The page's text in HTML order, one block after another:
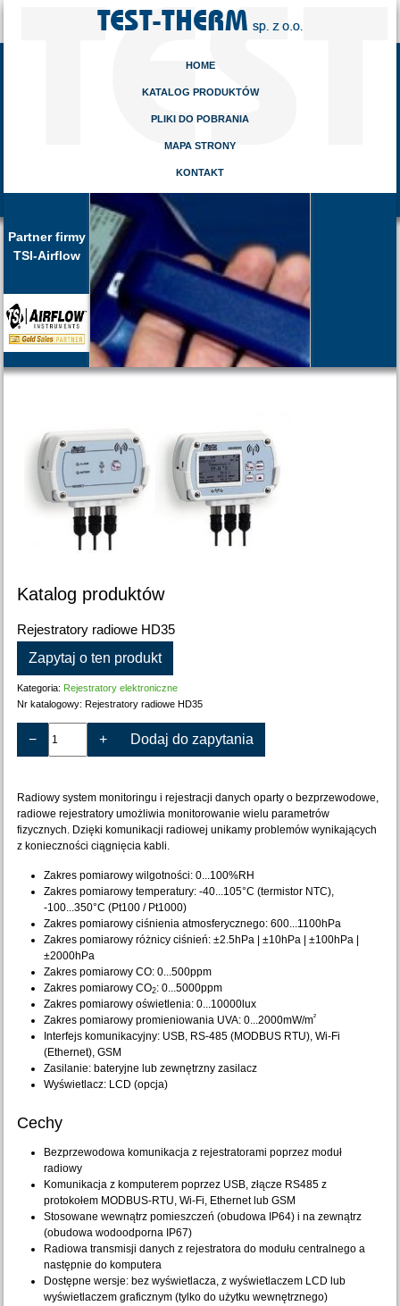
HOME
KATALOG PRODUKTÓW
PLIKI DO POBRANIA
MAPA STRONY
KONTAKT
Partner firmy
TSI-Airflow
Katalog produktów
Rejestratory radiowe HD35
Zapytaj o ten produkt
Kategoria: Rejestratory elektroniczne
Nr katalogowy:Rejestratory radiowe HD35
− + Dodaj do zapytania
Radiowy system monitoringu i rejestracji danych oparty o bezprzewodowe,
radiowe rejestratory umożliwia monitorowanie wielu parametrów
fizycznych. Dzięki komunikacji radiowej unikamy problemów wynikających
z konieczności ciągnięcia kabli.
Zakres pomiarowy wilgotności: 0...100%RH
Zakres pomiarowy temperatury: -40...105°C (termistor NTC),
-100...350°C (Pt100 / Pt1000)
Zakres pomiarowy ciśnienia atmosferycznego: 600...1100hPa
Zakres pomiarowy różnicy ciśnień: ±2.5hPa | ±10hPa | ±100hPa |
±2000hPa
Zakres pomiarowy CO: 0...500ppm
Zakres pomiarowy CO2: 0...5000ppm
Zakres pomiarowy oświetlenia: 0...10000lux
Zakres pomiarowy promieniowania UVA: 0...2000mW/m²
Interfejs komunikacyjny: USB, RS-485 (MODBUS RTU), Wi-Fi
(Ethernet), GSM
Zasilanie: bateryjne lub zewnętrzny zasilacz
Wyświetlacz: LCD (opcja)
Cechy
Bezprzewodowa komunikacja z rejestratorami poprzez moduł
radiowy
Komunikacja z komputerem poprzez USB, złącze RS485 z
protokołem MODBUS-RTU, Wi-Fi, Ethernet lub GSM
Stosowane wewnątrz pomieszczeń (obudowa IP64) i na zewnątrz
(obudowa wodoodporna IP67)
Radiowa transmisji danych z rejestratora do modułu centralnego a
następnie do komputera
Dostępne wersje: bez wyświetlacza, z wyświetlaczem LCD lub
wyświetlaczem graficznym (tylko do użytku wewnętrznego)